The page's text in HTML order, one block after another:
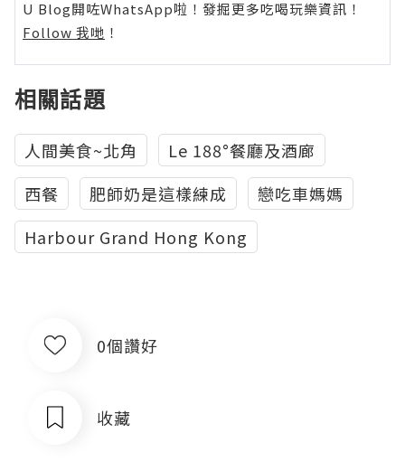
U Blog開咗WhatsApp啦！發掘更多吃喝玩樂資訊！
Follow 我哋 ！
相關話題
人間美食~北角
‎Le 188°餐廳及酒廊
西餐
肥師奶是這樣練成
戀吃車媽媽
Harbour Grand Hong Kong
0個讚好
收藏